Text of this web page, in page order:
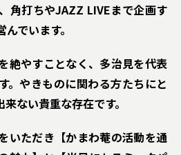
角打ちやJAZZ LIVEまで企画す
でいます。
絶やすことなく、多治見を代表
。やきものに関わる方たちにと
ない貴重な存在です。
いただき【かまわ菴の活動を通